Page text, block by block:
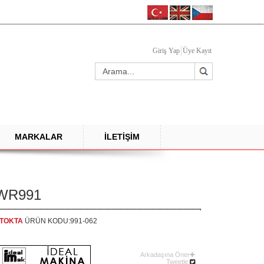
Giriş Yap Üye Kayıt
MARKALAR İLETİŞİM
ÜRÜN KODU:991-062
Arkadaşına Öner
Tweetle